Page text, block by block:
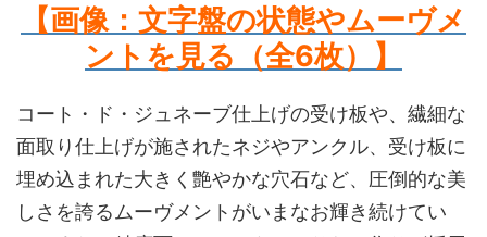
【画像：文字盤の状態やムーヴメ
ントを見る（全6枚）
】
コート・ド・ジュネーブ仕上げの受け板や、繊細な
面取り仕上げが施されたネジやアンクル、受け板に
埋め込まれた大きく艶やかな穴石など、圧倒的な美
しさを誇るムーヴメントがいまなお輝き続けてい